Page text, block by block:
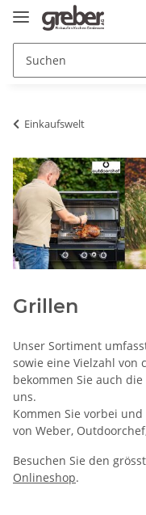
Einkaufswelt
Grillen
Unser Sortiment
sowie eine Vielzahl von
bekommen Sie auch
uns.
Kommen Sie vorbei
von Weber,
Besuchen Sie den
Onlineshop.